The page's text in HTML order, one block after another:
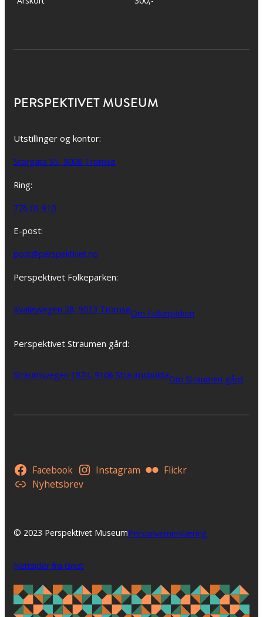
PERSPEKTIVET MUSEUM
Utstillinger og kontor:
Storgata 95, 9008 Tromsø
Ring:
776 01 910
E-post:
post@perspektivet.no
Perspektivet Folkeparken:
Kvaløyvegen 38, 9013 TromsøOm Folkeparken
Perspektivet Straumen gård:
Straumsvegen 1874, 9106 StraumsbuktaOm Straumen gård
Facebook Instagram
Flickr
Nyhetsbrev
© 2023 Perspektivet MuseumPersonvernerklæring
Nettsider fra Gnist